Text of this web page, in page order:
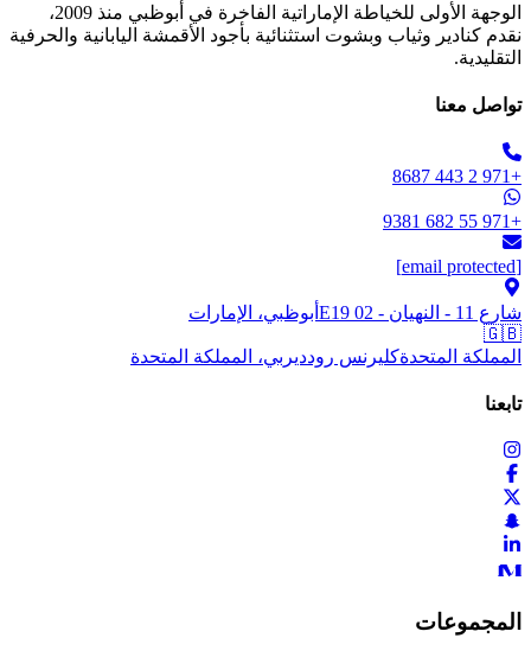
الوجهة الأولى للخياطة الإماراتية الفاخرة في أبوظبي منذ 2009،
نقدم كنادير وثياب وبشوت استثنائية بأجود الأقمشة اليابانية والحرفية
التقليدية.
تواصل معنا
+971 2 443 8687
+971 55 682 9381
[email protected]
شارع 11 - النهيان - E19 02
أبوظبي، الإمارات
🇬🇧
المملكة المتحدةكليرنس رودديربي، المملكة المتحدة
تابعنا
المجموعات